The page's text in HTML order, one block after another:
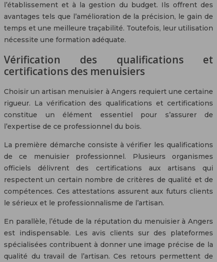
l’établissement et à la gestion du budget. Ils offrent des
avantages tels que l’amélioration de la précision, le gain de
temps et une meilleure traçabilité. Toutefois, leur utilisation
nécessite une formation adéquate.
Vérification des qualifications et
certifications des menuisiers
Choisir un artisan menuisier à Angers requiert une certaine
rigueur. La vérification des qualifications et certifications
constitue un élément essentiel pour s’assurer de
l’expertise de ce professionnel du bois.
La première démarche consiste à vérifier les qualifications
de ce menuisier professionnel. Plusieurs organismes
officiels délivrent des certifications aux artisans qui
respectent un certain nombre de critères de qualité et de
compétences. Ces attestations assurent aux futurs clients
le sérieux et le professionnalisme de l’artisan.
En parallèle, l’étude de la réputation du menuisier à Angers
est indispensable. Les avis clients sur des plateformes
spécialisées contribuent à donner une image précise de la
qualité du travail de l’artisan. Ces retours permettent de